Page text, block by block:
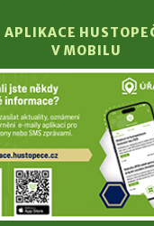
APLIKACE
V MOBILU